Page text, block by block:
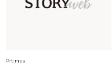
スタイリスト
26年夏は「小
Prtimes